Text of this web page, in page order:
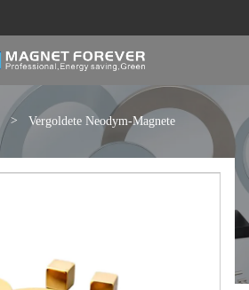
> Vergoldete Neodym-Magnete